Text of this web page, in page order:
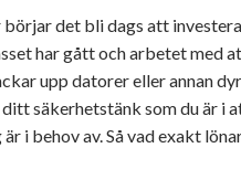
det bli dags att
har gått och arbetet med
upp datorer eller annan
säkerhetstänk som du är i
behov av. Så vad exakt